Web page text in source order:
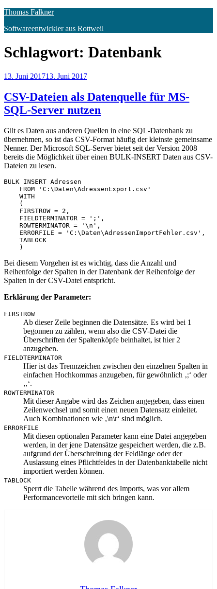
Zum
springen
Thomas Falkner
Softwareentwickler aus Rottweil
Schlagwort: Datenbank
Veröffentlicht
13. Juni 201713. Juni 2017
CSV-Dateien als Datenquelle für MS-
SQL-Server nutzen
Gilt es Daten aus anderen Quellen in eine SQL-Datenbank zu
übernehmen, so ist das CSV-Format häufig der kleinste gemeinsame
Nenner. Der Microsoft SQL-Server bietet seit der Version 2008
bereits die Möglichkeit über einen BULK-INSERT Daten aus CSV-
Dateien zu lesen.
BULK INSERT Adressen
    FROM 'C:\Daten\AdressenExport.csv'
    WITH
    (
    FIRSTROW = 2,
    FIELDTERMINATOR = ';',
    ROWTERMINATOR = '\n',
    ERRORFILE = 'C:\Daten\AdressenImportFehler.csv',
    TABLOCK
Bei diesem Vorgehen ist es wichtig, dass die Anzahl und
Reihenfolge der Spalten in der Datenbank der Reihenfolge der
Spalten in der CSV-Datei entspricht.
Erklärung der Parameter:
FIRSTROW
Ab dieser Zeile beginnen die Datensätze. Es wird bei 1
begonnen zu zählen, wenn also die CSV-Datei die
Überschriften der Spaltenköpfe beinhaltet, ist hier 2
anzugeben.
FIELDTERMINATOR
Hier ist das Trennzeichen zwischen den einzelnen Spalten in
einfachen Hochkommas anzugeben, für gewöhnlich ‚;‘ oder
‚,‘.
ROWTERMINATOR
Mit dieser Angabe wird das Zeichen angegeben, dass einen
Zeilenwechsel und somit einen neuen Datensatz einleitet.
Auch Kombinationen wie ‚\n\r‘ sind möglich.
ERRORFILE
Mit diesen optionalen Parameter kann eine Datei angegeben
werden, in der jene Datensätze gespeichert werden, die z.B.
aufgrund der Überschreitung der Feldlänge oder der
Auslassung eines Pflichtfeldes in der Datenbanktabelle nicht
importiert werden können.
TABLOCK
Sperrt die Tabelle während des Imports, was vor allem
Performancevorteile mit sich bringen kann.